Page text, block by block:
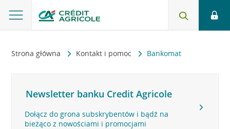
Strona główna Kontakt i pomoc Bankomat
Newsletter banku Credit Agricole
Dołącz do grona subskrybentów i bądź na
bieżąco z nowościami i promocjami